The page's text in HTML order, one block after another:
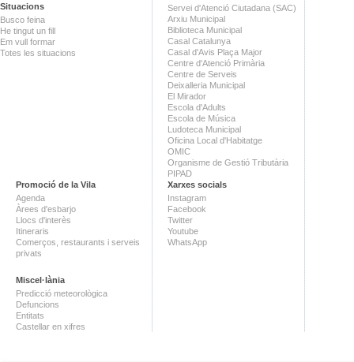
Situacions
Busco feina
He tingut un fill
Em vull formar
Totes les situacions
Servei d'Atenció Ciutadana (SAC)
Arxiu Municipal
Biblioteca Municipal
Casal Catalunya
Casal d'Avis Plaça Major
Centre d'Atenció Primària
Centre de Serveis
Deixalleria Municipal
El Mirador
Escola d'Adults
Escola de Música
Ludoteca Municipal
Oficina Local d'Habitatge
OMIC
Organisme de Gestió Tributària
PIPAD
Promoció de la Vila
Agenda
Àrees d'esbarjo
Llocs d'interès
Itineraris
Comerços, restaurants i serveis
privats
Miscel·lània
Predicció meteorològica
Defuncions
Entitats
Castellar en xifres
Xarxes socials
Instagram
Facebook
Twitter
Youtube
WhatsApp